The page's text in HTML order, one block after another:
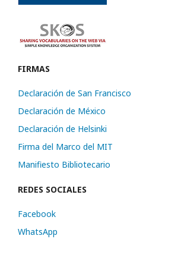
FIRMAS
Declaración de San Francisco
Declaración de México
Declaración de Helsinki
Firma del Marco del MIT
Manifiesto Bibliotecario
REDES SOCIALES
Facebook
WhatsApp